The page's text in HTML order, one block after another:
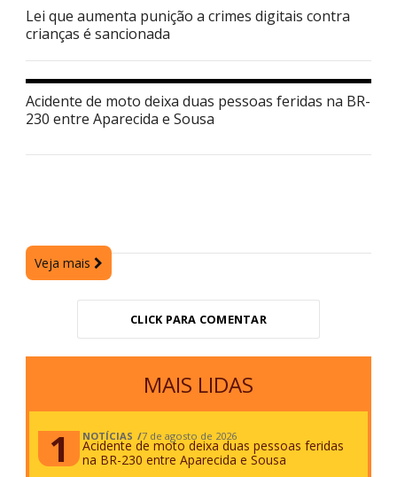
Lei que aumenta punição a crimes digitais contra
crianças é sancionada
Acidente de moto deixa duas pessoas feridas na BR-
230 entre Aparecida e Sousa
Veja mais
CLICK PARA COMENTAR
MAIS LIDAS
NOTÍCIAS 7 de agosto de 2026
Acidente de moto deixa duas pessoas feridas
na BR-230 entre Aparecida e Sousa